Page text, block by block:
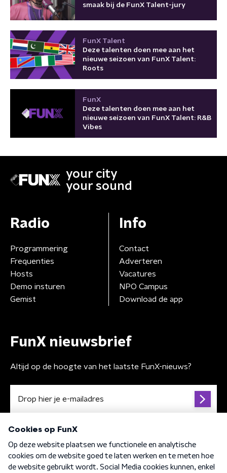
smaak bij de FunX Talent-jury
FunX Talent
Deze talenten doen mee aan het
nieuwe seizoen van FunX Talent:
Roots
FunX
Deze talenten doen mee aan het
nieuwe seizoen van FunX Talent: R&B
Vibes
your city
your sound
Radio
Programmering
Frequenties
Hosts
Demo insturen
Gemist
Info
Contact
Adverteren
Vacatures
NPO Campus
Download de app
FunX nieuwsbrief
Altijd op de hoogte van het laatste FunX-nieuws?